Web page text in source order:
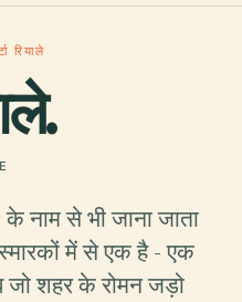
रियाले
के नाम से भी जाना जाता
में से एक है - एक
जो शहर के रोमन जड़ो